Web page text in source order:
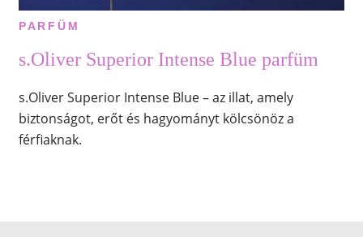
PARFÜM
s.Oliver Superior Intense Blue parfüm
s.Oliver Superior Intense Blue – az illat, amely
biztonságot, erőt és hagyományt kölcsönöz a
férfiaknak.